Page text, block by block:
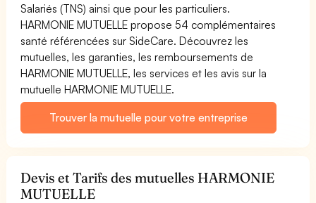
Salariés (TNS) ainsi que pour les particuliers.
HARMONIE MUTUELLE propose 54 complémentaires
santé référencées sur SideCare. Découvrez les
mutuelles, les garanties, les remboursements de
HARMONIE MUTUELLE, les services et les avis sur la
mutuelle HARMONIE MUTUELLE.
Trouver la mutuelle pour votre entreprise
Devis et Tarifs des mutuelles HARMONIE
MUTUELLE